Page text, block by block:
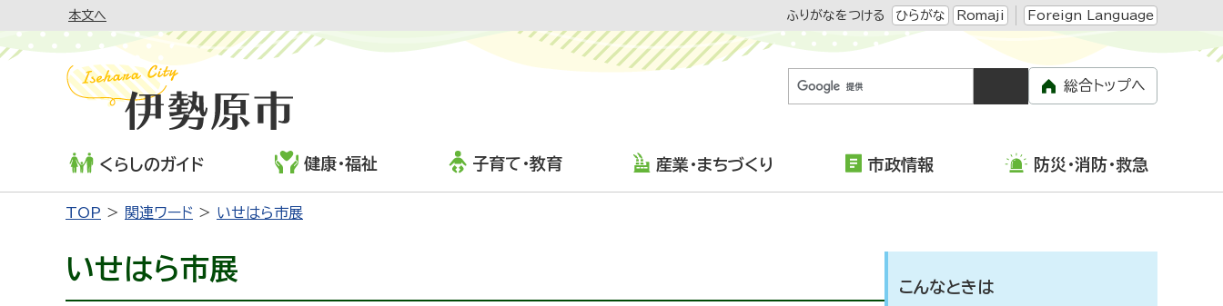
本文へ ふりがなをつける ひらがな Romaji Foreign Language
総合トップへ
くらしのガイド 健康・福祉 子育て・教育 産業・まちづくり 市政情報 防災・消防・救急
TOP 関連ワード いせはら市展
いせはら市展
こんなときは